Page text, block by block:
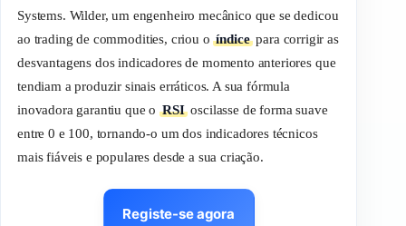
Systems. Wilder, um engenheiro mecânico que se dedicou
ao trading de commodities, criou oíndicepara corrigir as
desvantagens dos indicadores de momento anteriores que
tendiam a produzir sinais erráticos. A sua fórmula
inovadora garantiu que o RSIoscilasse de forma suave
entre 0 e 100, tornando-o um dos indicadores técnicos
mais fiáveis e populares desde a sua criação.
Registe-se agora